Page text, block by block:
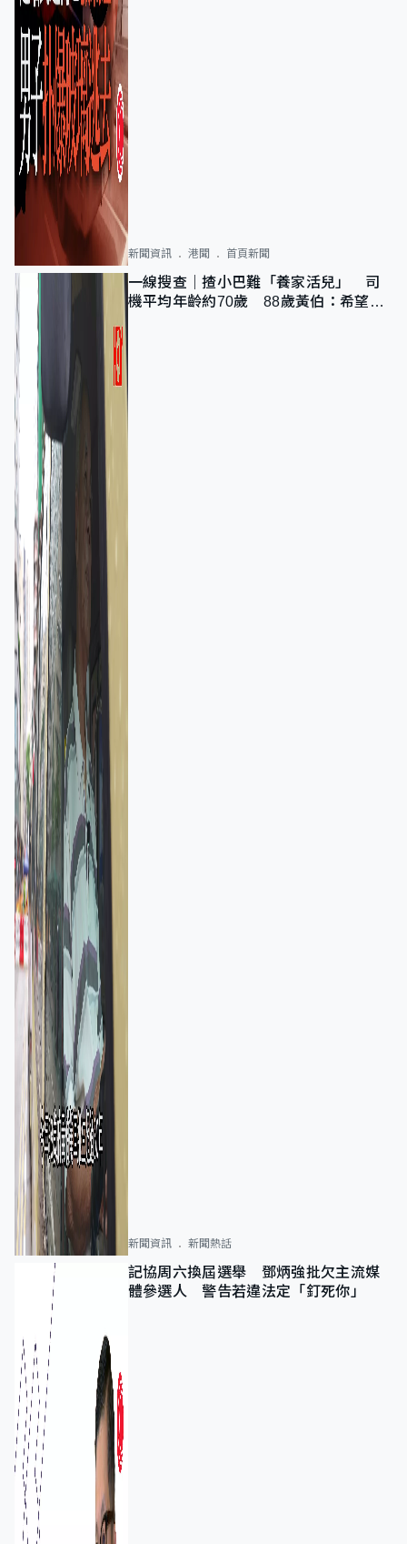
新聞資訊 港聞 首頁新聞
一線搜查｜揸小巴難「養家活兒」 司
機平均年齡約70歲 88歲黃伯：希望一
新聞資訊 新聞熱話
記協周六換屆選舉 鄧炳強批欠主流媒
體參選人 警告若違法定「釘死你」